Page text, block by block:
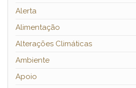
Alerta
Alimentação
Alterações Climáticas
Ambiente
Apoio